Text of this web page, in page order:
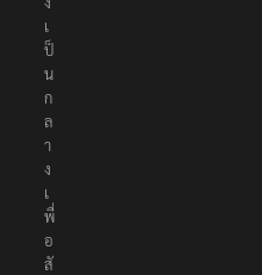
เ
ป็
น
ก
ล
า
ง
เ
พื่
อ
สั